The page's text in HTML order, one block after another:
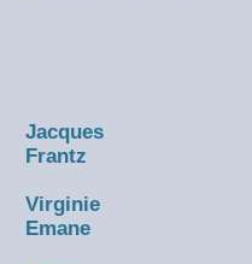
Jacques
Frantz
Virginie
Emane